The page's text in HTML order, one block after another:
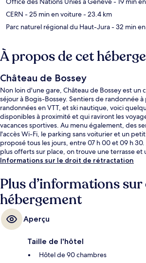
CERN - 25 min en voiture- 23.4 km
Parc naturel régional du Haut-Jura- 32 min
À propos de cet
Château de Bossey
Non loin d'une gare, Château de Bossey est un
séjour à Bogis-Bossey. Sentiers de randonnée à
randonnées en VTT, et ski nautique, voici
disponibles à proximité et qui raviront les
vacances sportives. Au menu également, des
l'accès Wi-Fi, le parking sans voiturier et un
proposé tous les jours, entre 07 h 00 et 09 h
plus offerts sur place, on trouve une terrasse et
Informations sur le droit de rétractation
Plus d’informations sur
hébergement
Aperçu
Taille de l'hôtel
Hôtel de 90 chambres